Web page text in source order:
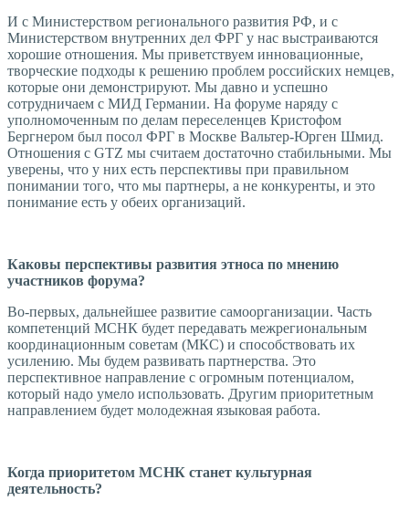
И с Министерством регионального развития РФ, и с
Министерством внутренних дел ФРГ у нас выстраиваются
хорошие отношения. Мы приветствуем инновационные,
творческие подходы к решению проблем российских немцев,
которые они демонстрируют. Мы давно и успешно
сотрудничаем с МИД Германии. На форуме наряду с
уполномоченным по делам переселенцев Кристофом
Бергнером был посол ФРГ в Москве Вальтер-Юрген Шмид.
Отношения с GTZ мы считаем достаточно стабильными. Мы
уверены, что у них есть перспективы при правильном
понимании того, что мы партнеры, а не конкуренты, и это
понимание есть у обеих организаций.
Каковы перспективы развития этноса по мнению
участников форума?
Во-первых, дальнейшее развитие самоорганизации. Часть
компетенций МСНК будет передавать межрегиональным
координационным советам (МКС) и способствовать их
усилению. Мы будем развивать партнерства. Это
перспективное направление с огромным потенциалом,
который надо умело использовать. Другим приоритетным
направлением будет молодежная языковая работа.
Когда приоритетом МСНК станет культурная
деятельность?